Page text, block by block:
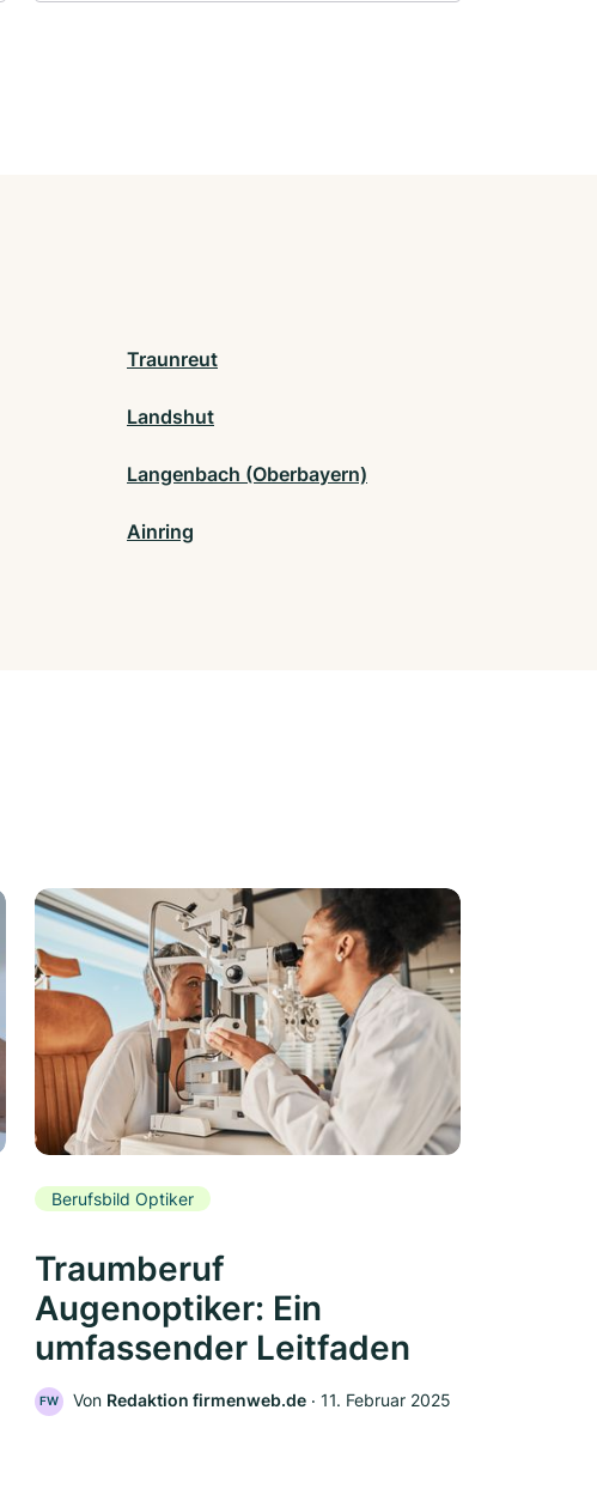
Traunreut
Landshut
Langenbach (Oberbayern)
Ainring
Berufsbild Optiker
Traumberuf
Augenoptiker: Ein
umfassender Leitfaden
FW Von Redaktion firmenweb.de ‧ 11. Februar 2025